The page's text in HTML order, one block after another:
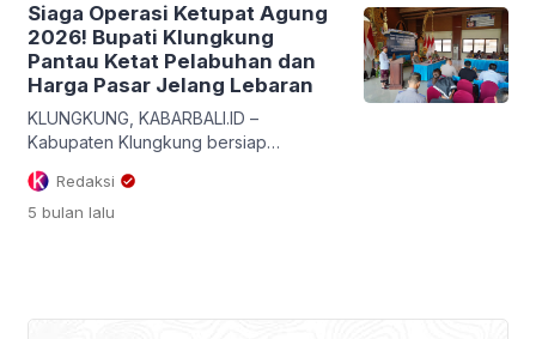
Siaga Operasi Ketupat Agung
2026! Bupati Klungkung
Pantau Ketat Pelabuhan dan
Harga Pasar Jelang Lebaran
KLUNGKUNG, KABARBALI.ID –
Kabupaten Klungkung bersiap
menghadapi tantangan besar dengan
berdekatannya dua momentum besar
keagamaan: Hari Raya Nyepi Tahun
Redaksi
5 bulan lalu